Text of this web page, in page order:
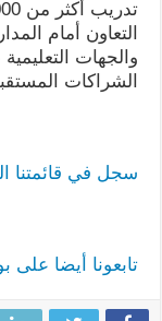
التعاون أمام
والجهات
الشراكات
سجل في قائمتنا
تابعونا أيضا على